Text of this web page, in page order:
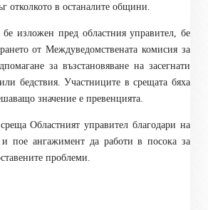
отколкото в останалите общини.
бе изложен пред областния управител
бе
от Междуведомствената комисия за
за възстановяване на засегнати
бедствия. Участниците в срещата бяха
значение е превенцията.
Областният управител благодари на
и пое ангажимент да работи в посока за
проблеми.